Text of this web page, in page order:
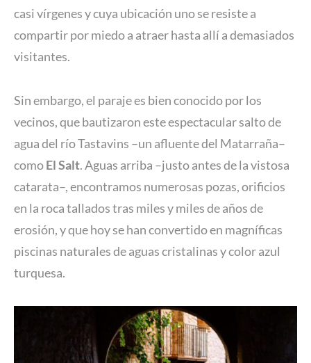
casi vírgenes y cuya ubicación uno se resiste a
compartir por miedo a atraer hasta allí a demasiados
visitantes.
Sin embargo, el paraje es bien conocido por los
vecinos, que bautizaron este espectacular salto de
agua del río Tastavins –un afluente del Matarraña–
comoEl Salt. Aguas arriba –justo antes de la vistosa
catarata–, encontramos numerosas pozas, orificios
en la roca tallados tras miles y miles de años de
erosión, y que hoy se han convertido en magníficas
piscinas naturales de aguas cristalinas y color azul
turquesa.